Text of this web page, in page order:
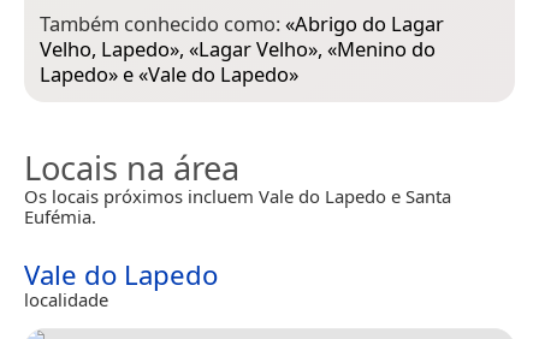
Também conhecido como:«Abrigo do Lagar
Velho, Lapedo», «Lagar Velho», «Menino do
Lapedo» e «Vale do Lapedo»
Locais na área
Os locais próximos incluem Vale do Lapedo e Santa
Eufémia.
Vale do Lapedo
localidade